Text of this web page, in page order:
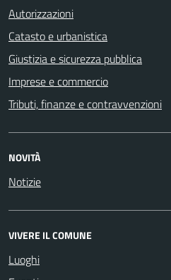
Autorizzazioni
Catasto e urbanistica
Giustizia e sicurezza pubblica
Imprese e commercio
Tributi, finanze e contravvenzioni
NOVITÀ
Notizie
VIVERE IL COMUNE
Luoghi